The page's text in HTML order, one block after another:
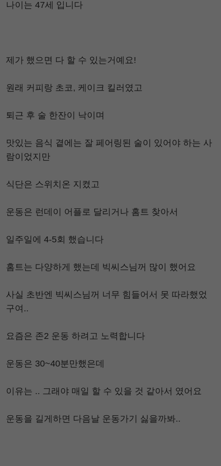
나이는 47세 입니다
제가 했으면 다 할 수 있는거예요!
원래 커피랑 초코, 케이크 킬러였고
퇴근 후 술 한잔이 낙이며
맛있는 음식 곁에는 잘 페어링된 술이 있어야 하는 사
람이었지만
식단은 스위치온 지켰고
운동은 런데이 어플로 달리거나 홈트 찾아서
일주일에 4-5회 했습니다
홈트는 다양하게 했는데 빅씨스님꺼 많이 했어요
사실 초반엔 빅씨스님꺼 너무 힘들어서 못 따라했었
구여..
요즘은 존2 운동 하려고 노력합니다
운동은 30~40분만했은데
이유는 .. 그래야 매일 할 수 있을 것 같아서 였어요
운동을 길게하면 다음날 운동가기 싫을까봐..